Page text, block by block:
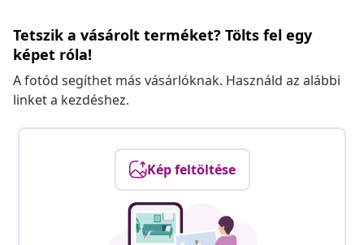
Tetszik a vásárolt terméket? Tölts fel egy
képet róla!
A fotód segíthet más vásárlóknak. Használd az alábbi
linket a kezdéshez.
Kép feltöltése